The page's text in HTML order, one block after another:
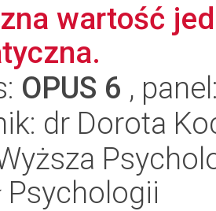
wartość
OPUS 6 ,
dr Dorota
Psychologii